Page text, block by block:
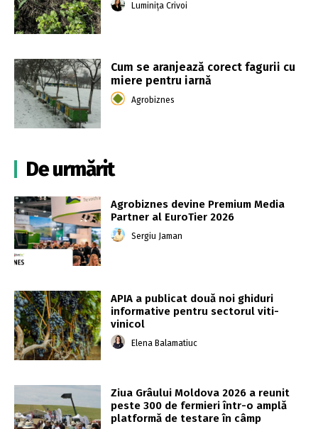
Luminița Crivoi
Cum se aranjează corect fagurii cu
miere pentru iarnă
Agrobiznes
De urmărit
Agrobiznes devine Premium Media
Partner al EuroTier 2026
Sergiu Jaman
APIA a publicat două noi ghiduri
informative pentru sectorul viti-
vinicol
Elena Balamatiuc
Ziua Grâului Moldova 2026 a reunit
peste 300 de fermieri într-o amplă
platformă de testare în câmp